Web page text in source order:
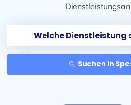
search Suchen in